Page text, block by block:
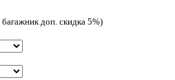
доп. скидка 5%)